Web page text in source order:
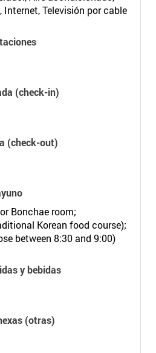
Internet, Televisión por cable
(check-in)
(check-out)
Bonchae room;
Korean food course);
between 8:30 and 9:00)
y bebidas
(otras)